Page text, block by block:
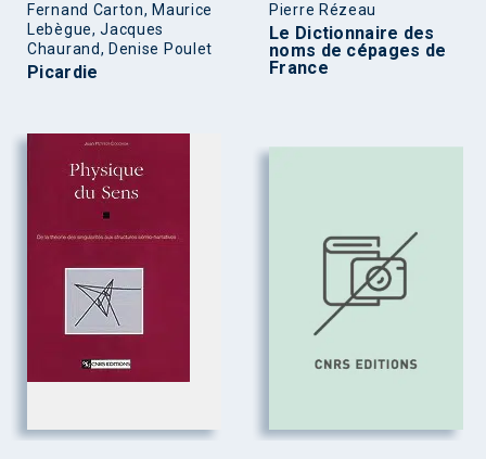
Fernand Carton, Maurice
Lebègue, Jacques
Chaurand, Denise Poulet
Picardie
Pierre Rézeau
Le Dictionnaire des
noms de cépages de
France